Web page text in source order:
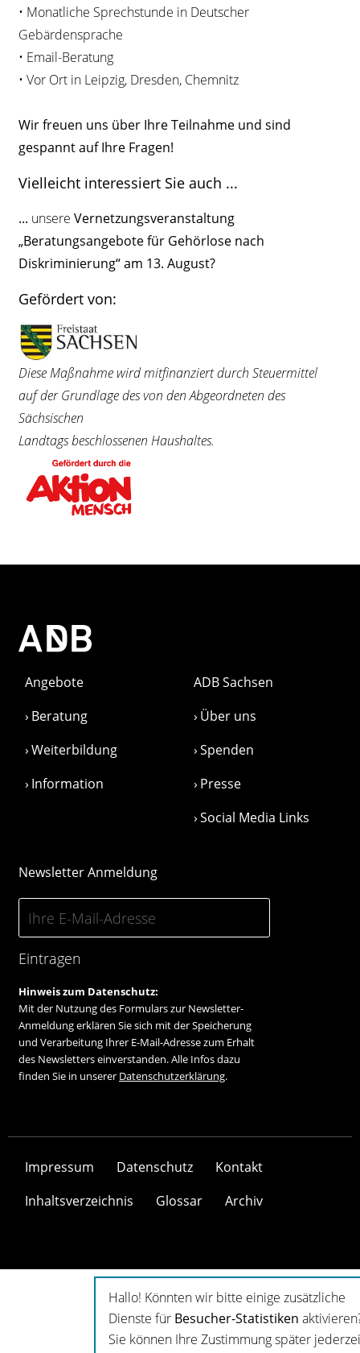
• Monatliche Sprechstunde in Deutscher
Gebärdensprache
• Email-Beratung
• Vor Ort in Leipzig, Dresden, Chemnitz
Wir freuen uns über Ihre Teilnahme und sind
gespannt auf Ihre Fragen!
Vielleicht interessiert Sie auch ...
... unsereVernetzungsveranstaltung
„Beratungsangebote für Gehörlose nach
Diskriminierung“ am 13. August?
Gefördert von:
Diese Maßnahme wird mitfinanziert durch Steuermittel
auf der Grundlage des von den Abgeordneten des
Sächsischen
Landtags beschlossenen Haushaltes.
Angebote
Beratung
Weiterbildung
Information
ADB Sachsen
Über uns
Spenden
Presse
Social Media Links
Newsletter Anmeldung
Eintragen
Hinweis zum Datenschutz:
Mit der Nutzung des Formulars zur Newsletter-
Anmeldung erklären Sie sich mit der Speicherung
und Verarbeitung Ihrer E-Mail-Adresse zum Erhalt
des Newsletters einverstanden. Alle Infos dazu
finden Sie in unserer Datenschutzerklärung.
Impressum Datenschutz
Kontakt
Inhaltsverzeichnis
Glossar Archiv
Hallo! Könnten wir bitte einige zusätzliche
Dienste für Besucher-Statistiken
Sie können Ihre Zustimmung später